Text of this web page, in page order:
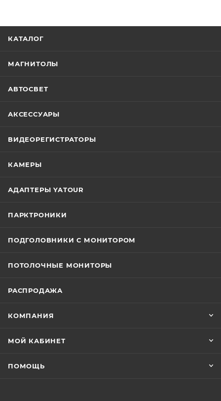
КАТАЛОГ
МАГНИТОЛЫ
АВТОСВЕТ
АКСЕССУАРЫ
ВИДЕОРЕГИСТРАТОРЫ
КАМЕРЫ
АДАПТЕРЫ YATOUR
ПАРКТРОНИКИ
ПОДГОЛОВНИКИ С МОНИТОРОМ
ПОТОЛОЧНЫЕ МОНИТОРЫ
РАСПРОДАЖА
КОМПАНИЯ
МОЙ КАБИНЕТ
ПОМОЩЬ